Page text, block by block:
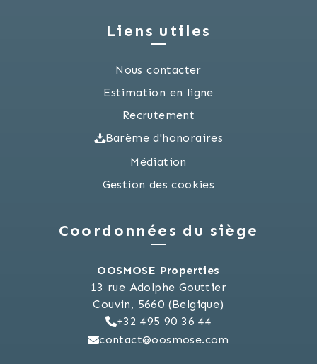
Liens utiles
Nous contacter
Estimation en ligne
Recrutement
Barème d'honoraires
Médiation
Gestion des cookies
Coordonnées du siège
OOSMOSE Properties
13 rue Adolphe Gouttier
Couvin, 5660 (Belgique)
+32 495 90 36 44
contact@oosmose.com